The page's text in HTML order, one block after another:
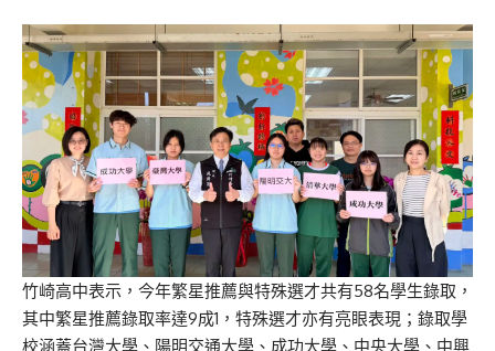
竹崎高中表示，今年繁星推薦與特殊選才共有58名學生錄取，
其中繁星推薦錄取率達9成1，特殊選才亦有亮眼表現；錄取學
校涵蓋台灣大學、陽明交通大學、成功大學、中央大學、中興